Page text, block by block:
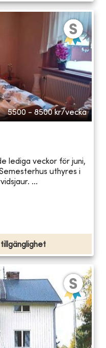
5500 - 8500 kr/vecka
lediga veckor för juni,
uthyres i
...